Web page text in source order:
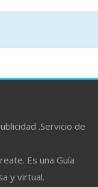
.Servicio de
Es una Guía
y virtual.